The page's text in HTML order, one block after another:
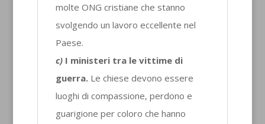
molte ONG cristiane che stanno
svolgendo un lavoro eccellente nel
Paese.
c)I ministeri tra le vittime di
guerra. Le chiese devono essere
luoghi di compassione, perdono e
guarigione per coloro che hanno